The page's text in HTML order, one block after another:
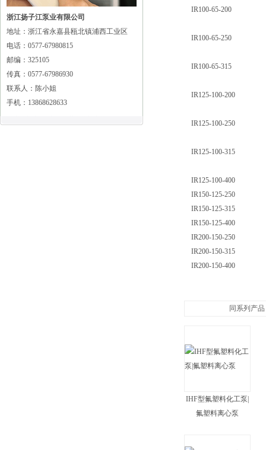
浙江扬子江泵业有限公司
地址：浙江省永嘉县瓯北镇浦西工业区
电话：0577-67980815
邮编：325105
传真：0577-67986930
联系人：陈小姐
手机：13868628633
IR100-65-200
IR100-65-250
IR100-65-315
IR125-100-200
IR125-100-250
IR125-100-315
IR125-100-400
IR150-125-250
IR150-125-315
IR150-125-400
IR200-150-250
IR200-150-315
IR200-150-400
同系列产品
IHF型氟塑料化工泵|
氟塑料离心泵